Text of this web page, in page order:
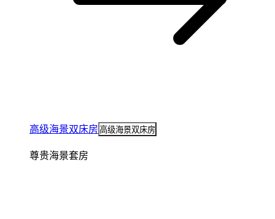
高级海景双床房 高级海景双床房
尊贵海景套房